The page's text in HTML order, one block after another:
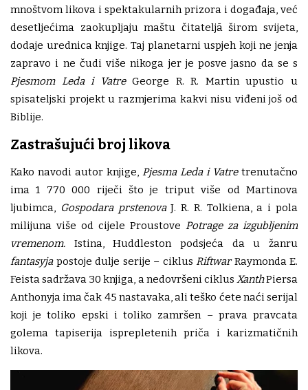
mnoštvom likova i spektakularnih prizora i događaja, već
desetljećima zaokupljaju maštu čitateljā širom svijeta,
dodaje urednica knjige. Taj planetarni uspjeh koji ne jenja
zapravo i ne čudi više nikoga jer je posve jasno da se s
Pjesmom Leda i VatreGeorge R. R. Martin upustio u
spisateljski projekt u razmjerima kakvi nisu viđeni još od
Biblije.
Zastrašujući broj likova
Kako navodi autor knjige, Pjesma Leda i Vatre trenutačno
ima 1 770 000 riječi što je triput više od Martinova
ljubimca, Gospodara prstenovaJ. R. R. Tolkiena, a i pola
milijuna više od cijele Proustove Potrage za izgubljenim
vremenom. Istina, Huddleston podsjeća da u žanru
fantasyja postoje dulje serije – ciklus RiftwarRaymonda E.
Feista sadržava 30 knjiga, a nedovršeni ciklus XanthPiersa
Anthonyja ima čak 45 nastavaka, ali teško ćete naći serijal
koji je toliko epski i toliko zamršen – prava pravcata
golema tapiserija isprepletenih priča i karizmatičnih
likova.